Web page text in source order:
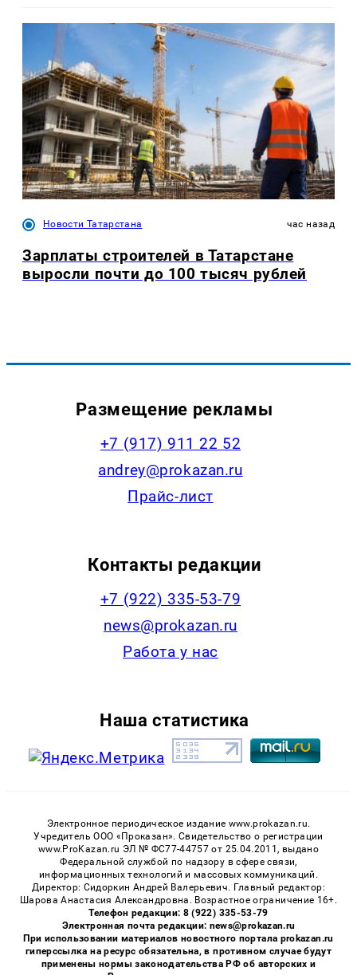
Новости Татарстана час назад
Зарплаты строителей в Татарстане
выросли почти до 100 тысяч рублей
Размещение рекламы
+7 (917) 911 22 52
andrey@prokazan.ru
Прайс-лист
Контакты редакции
+7 (922) 335-53-79
news@prokazan.ru
Работа у нас
Наша статистика
Электронное периодическое издание www.prokazan.ru.
Учредитель ООО «Проказан». Cвидетельство о регистрации
www.ProKazan.ru ЭЛ № ФС77-44757 от 25.04.2011, выдано
Федеральной службой по надзору в сфере связи,
информационных технологий и массовых коммуникаций.
Директор: Сидоркин Андрей Валерьевич. Главный редактор:
Шарова Анастасия Александровна. Возрастное ограничение 16+.
Телефон редакции: 8 (922) 335-53-79
Электронная почта редакции: news@prokazan.ru
При использовании материалов новостного портала prokazan.ru
гиперссылка на ресурс обязательна, в противном случае будут
применены нормы законодательства РФ об авторских и